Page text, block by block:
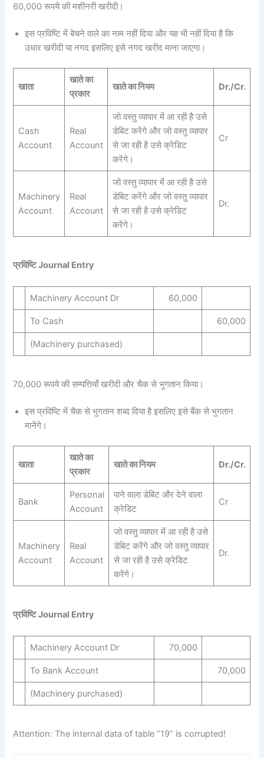
60,000 रूपये की मशीनरी खरीदी।
इस प्रविष्टि में बेचने वाले का नाम नहीं दिया और यह भी नहीं दिया है कि
उधार खरीदी या नगद इसलिए इसे नगद खरीद माना जाएगा।
खाता
खाते का
प्रकार
खाते का नियम Dr./Cr.
Cash
Account
Real
Account
जो वस्तु व्यापार में आ रही है उसे
डेबिट करेंगे और जो वस्तु व्यापार
से जा रही है उसे क्रेडिट
करेंगे।
Cr
Machinery
Account
Real
Account
जो वस्तु व्यापार में आ रही है उसे
डेबिट करेंगे और जो वस्तु व्यापार
से जा रही है उसे क्रेडिट
करेंगे।
Dr.
प्रविष्टि Journal Entry
Machinery Account Dr 60,000
To Cash 60,000
(Machinery purchased)
70,000 रूपये की सम्पत्तियाँ खरीदी और चैक से भुगतान किया।
इस प्रविष्टि में चैक से भुगतान शब्द दिया है इसलिए इसे बैंक से भुगतान
मानेंगे।
खाता
खाते का
प्रकार
खाते का नियम Dr./Cr.
Bank
Personal
Account
पाने वाला डेबिट और देने वाला
क्रेडिट
Cr
Machinery
Account
Real
Account
जो वस्तु व्यापार में आ रही है उसे
डेबिट करेंगे और जो वस्तु व्यापार
से जा रही है उसे क्रेडिट
करेंगे।
Dr.
प्रविष्टि Journal Entry
Machinery Account Dr 70,000
To Bank Account 70,000
(Machinery purchased)
Attention: The internal data of table “19” is corrupted!